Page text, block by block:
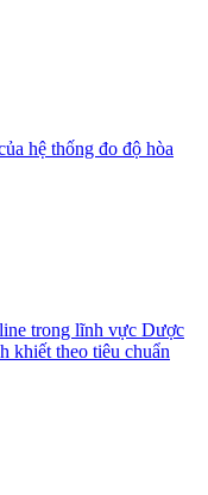
hệ thống đo độ hòa
trong lĩnh vực Dược
khiết theo tiêu chuẩn